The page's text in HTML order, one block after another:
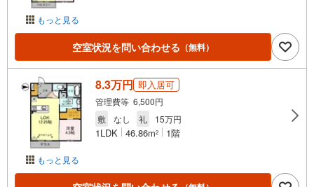
もっと見る
空室状況を問い合わせる （無料）
もっと見る
8.3万円 即入居可
管理費等 6,500円
敷
なし 礼 15万円
1LDK 46.86m2 1階